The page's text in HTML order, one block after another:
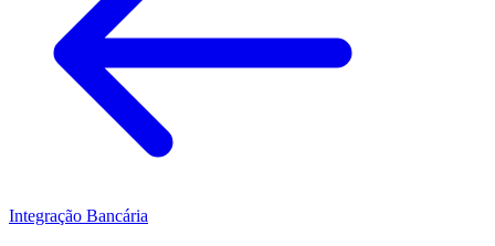
Integração Bancária